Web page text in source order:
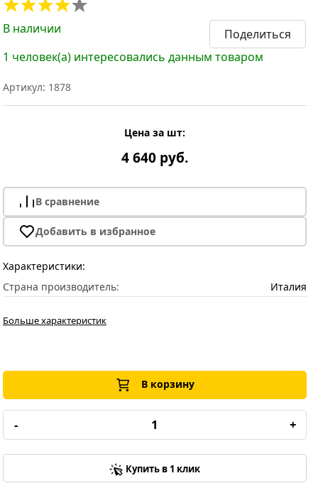
В наличии
Поделиться
1 человек(а) интересовались данным товаром
Артикул: 1878
Цена за шт:
4 640 руб.
В сравнение
Добавить в избранное
Характеристики:
Страна производитель:
Италия
Больше характеристик
В корзину
- +
Купить в 1 клик